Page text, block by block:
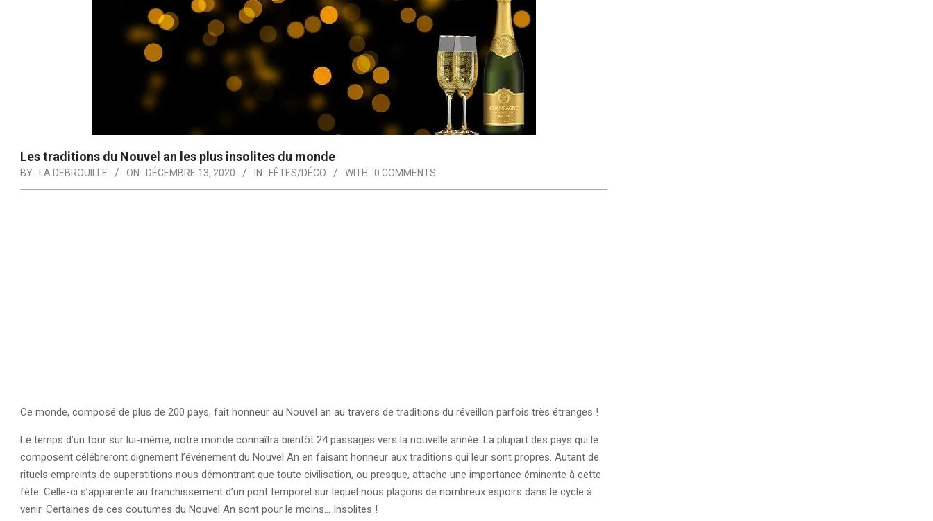
Les traditions du Nouvel an les plus insolites du monde
BY: LA DEBROUILLE ON: DÉCEMBRE 13, 2020 IN: FÊTES/DÉCO WITH: 0 COMMENTS
Ce monde, composé de plus de 200 pays, fait honneur au Nouvel an au travers de traditions du réveillon parfois très étranges !
Le temps d’un tour sur lui-même, notre monde connaîtra bientôt 24 passages vers la nouvelle année. La plupart des pays qui le
composent célébreront dignement l’événement du Nouvel An en faisant honneur aux traditions qui leur sont propres. Autant de
rituels empreints de superstitions nous démontrant que toute civilisation, ou presque, attache une importance éminente à cette
fête. Celle-ci s’apparente au franchissement d’un pont temporel sur lequel nous plaçons de nombreux espoirs dans le cycle à
venir. Certaines de ces coutumes du Nouvel An sont pour le moins… Insolites !